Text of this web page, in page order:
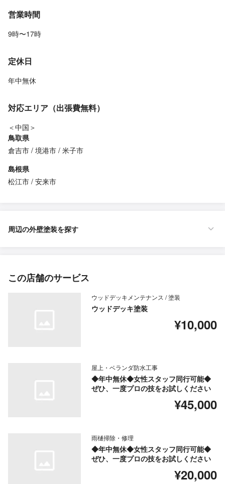
営業時間
9時〜17時
定休日
年中無休
対応エリア（出張費無料）
＜中国＞
鳥取県
倉吉市 境港市 米子市
島根県
松江市 安来市
周辺の外壁塗装を探す
この店舗のサービス
ウッドデッキメンテナンス / 塗装
ウッドデッキ塗装
¥10,000
屋上・ベランダ防水工事
◆年中無休◆女性スタッフ同行可能◆
ぜひ、一度プロの技をお試しください
¥45,000
雨樋掃除・修理
◆年中無休◆女性スタッフ同行可能◆
ぜひ、一度プロの技をお試しください
¥20,000